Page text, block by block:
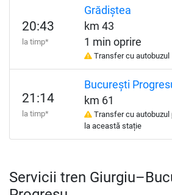
20:43
la timp*
Grădiștea
km 43
1 min oprire
Transfer cu autobuzul
21:14
la timp*
București
km 61
Transfer cu autobuzul
la această stație
Servicii tren